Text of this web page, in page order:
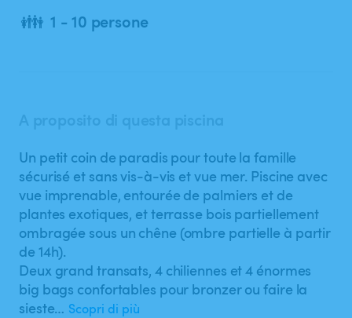
👪 1 - 10 persone
Un petit coin de paradis pour toute la famille
sécurisé et sans vis-à-vis et vue mer. Piscine avec
vue imprenable​,​ entourée de palmiers et de
plantes exotiques​,​ et terrasse bois partiellement
ombragée sous un chêne (ombre partielle à partir
de 14h).
Deux grand transats​,​ 4 chiliennes et 4 énormes
big bags confortables pour bronzer ou faire la
sieste​… Scopri di più